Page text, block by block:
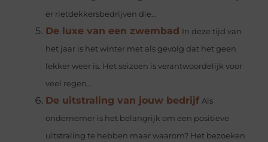
er rietdekkersbedrijven die...
De luxe van een zwembad In deze tijd van
het jaar is het winter met als gevolg dat het geen
lekker weer is. Het seizoen is verantwoordelijk voor
veel regen...
De uitstraling van jouw bedrijf Als
ondernemer is het belangrijk om een positieve
uitstraling te hebben maar waarom? Het bezoeken